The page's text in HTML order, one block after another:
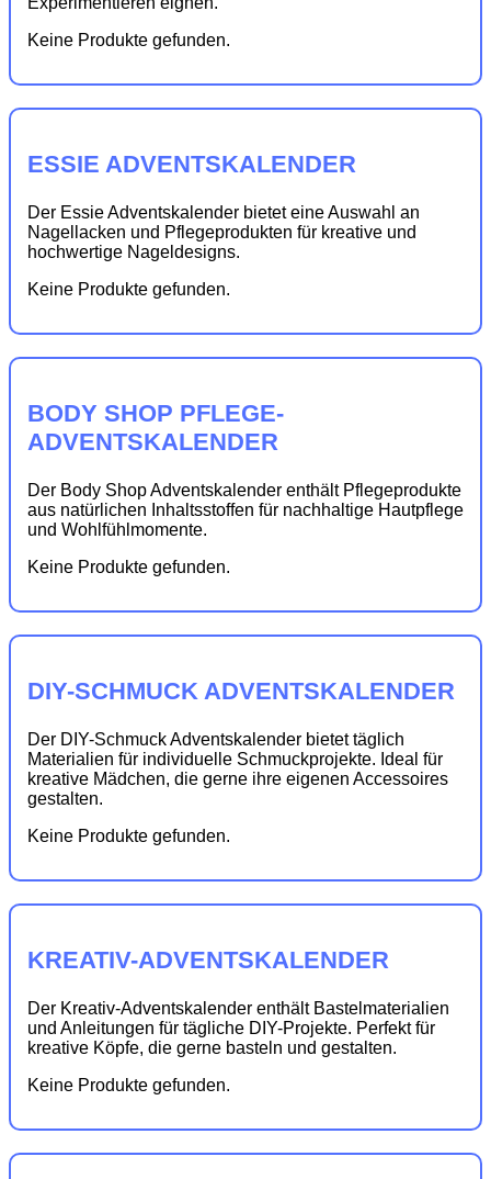
Keine Produkte gefunden.
ESSIE ADVENTSKALENDER
Der Essie Adventskalender bietet eine Auswahl an
Nagellacken und Pflegeprodukten für kreative und
hochwertige Nageldesigns.
Keine Produkte gefunden.
BODY SHOP PFLEGE-
ADVENTSKALENDER
Der Body Shop Adventskalender enthält Pflegeprodukte
aus natürlichen Inhaltsstoffen für nachhaltige Hautpflege
und Wohlfühlmomente.
Keine Produkte gefunden.
DIY-SCHMUCK ADVENTSKALENDER
Der DIY-Schmuck Adventskalender bietet täglich
Materialien für individuelle Schmuckprojekte. Ideal für
kreative Mädchen, die gerne ihre eigenen Accessoires
gestalten.
Keine Produkte gefunden.
KREATIV-ADVENTSKALENDER
Der Kreativ-Adventskalender enthält Bastelmaterialien
und Anleitungen für tägliche DIY-Projekte. Perfekt für
kreative Köpfe, die gerne basteln und gestalten.
Keine Produkte gefunden.